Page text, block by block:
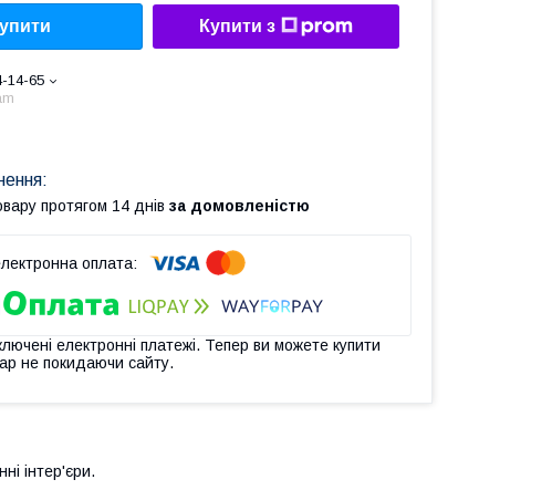
Купити з
14-65
протягом 14 днів за домовленістю
електронні платежі. Тепер ви можете купити
не покидаючи сайту.
інтер'єри.